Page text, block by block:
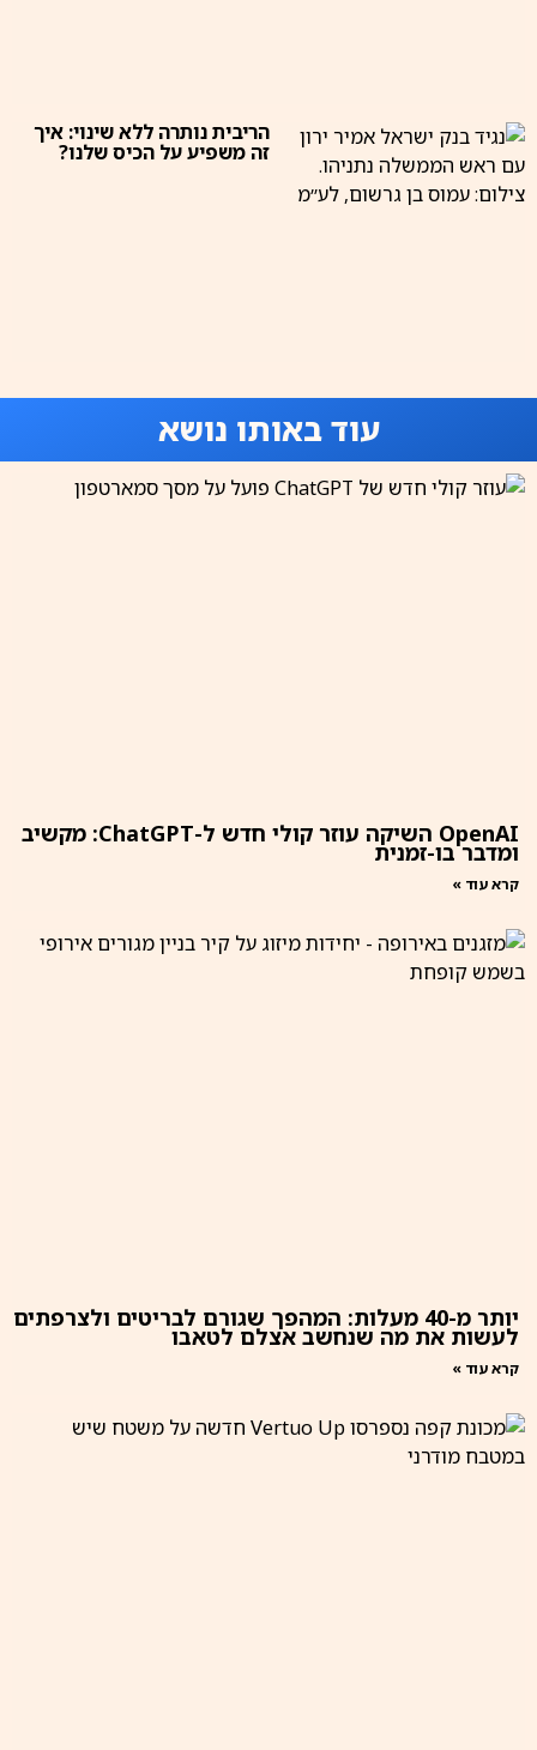
הריבית נותרה ללא שינוי: איך
זה משפיע על הכיס שלנו?
עוד באותו נושא
OpenAI השיקה עוזר קולי חדש ל-ChatGPT: מקשיב
ומדבר בו-זמנית
קרא עוד »
יותר מ-40 מעלות: המהפך שגורם לבריטים ולצרפתים
לעשות את מה שנחשב אצלם לטאבו
קרא עוד »